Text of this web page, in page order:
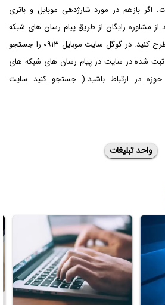
اگر بازهم در مورد شارژدهی موبایل و باتری
از مشاوره رایگان از طریق پیام رسان های شبکه
های اجتماعی سوال خود را مطرح کنید. در گوگل سایت موبایل ۰۹۱۳ را جستجو
شده در سایت در پیام رسان های شبکه های
حوزه در ارتباط باشید.( جستجو کنید سایت
واحد تبلیغات